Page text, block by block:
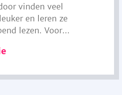
vinden veel
en leren ze
lezen. Voor...